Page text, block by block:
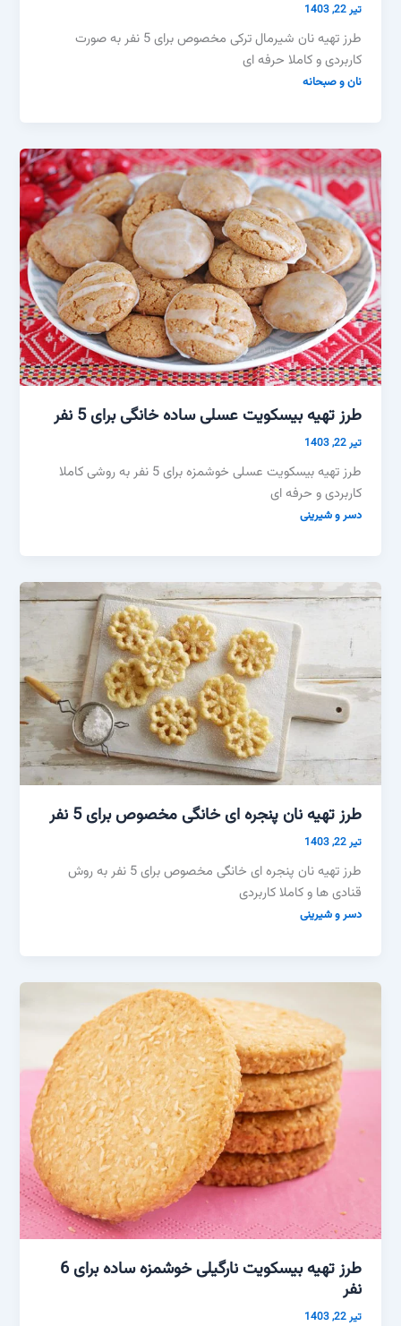
تیر 22, 1403
طرز تهیه نان شیرمال ترکی مخصوص برای 5 نفر به صورت
کاربردی و کاملا حرفه ای
نان و صبحانه
طرز تهیه بیسکویت عسلی ساده خانگی برای 5 نفر
تیر 22, 1403
طرز تهیه بیسکویت عسلی خوشمزه برای 5 نفر به روشی کاملا
کاربردی و حرفه ای
دسر و شیرینی
طرز تهیه نان پنجره ای خانگی مخصوص برای 5 نفر
تیر 22, 1403
طرز تهیه نان پنجره ای خانگی مخصوص برای 5 نفر به روش
قنادی ها و کاملا کاربردی
دسر و شیرینی
طرز تهیه بیسکویت نارگیلی خوشمزه ساده برای 6
نفر
تیر 22, 1403